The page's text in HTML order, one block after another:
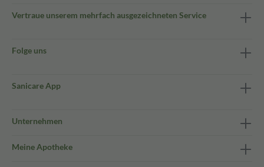
Vertraue unserem mehrfach ausgezeichneten Service
Folge uns
Sanicare App
Unternehmen
Meine Apotheke